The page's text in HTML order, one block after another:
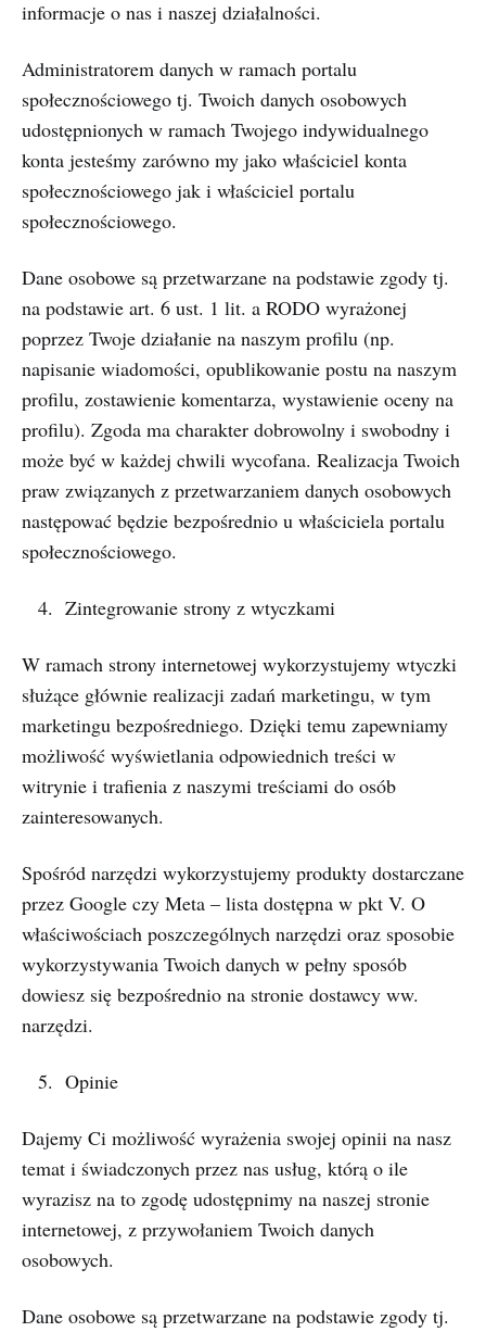
informacje o nas i naszej działalności.
Administratorem danych w ramach portalu
społecznościowego tj. Twoich danych osobowych
udostępnionych w ramach Twojego indywidualnego
konta jesteśmy zarówno my jako właściciel konta
społecznościowego jak i właściciel portalu
społecznościowego.
Dane osobowe są przetwarzane na podstawie zgody tj.
na podstawie art. 6 ust. 1 lit. a RODO wyrażonej
poprzez Twoje działanie na naszym profilu (np.
napisanie wiadomości, opublikowanie postu na naszym
profilu, zostawienie komentarza, wystawienie oceny na
profilu). Zgoda ma charakter dobrowolny i swobodny i
może być w każdej chwili wycofana. Realizacja Twoich
praw związanych z przetwarzaniem danych osobowych
następować będzie bezpośrednio u właściciela portalu
społecznościowego.
Zintegrowanie strony z wtyczkami
W ramach strony internetowej wykorzystujemy wtyczki
służące głównie realizacji zadań marketingu, w tym
marketingu bezpośredniego. Dzięki temu zapewniamy
możliwość wyświetlania odpowiednich treści w
witrynie i trafienia z naszymi treściami do osób
zainteresowanych.
Spośród narzędzi wykorzystujemy produkty dostarczane
przez Google czy Meta – lista dostępna w pkt V. O
właściwościach poszczególnych narzędzi oraz sposobie
wykorzystywania Twoich danych w pełny sposób
dowiesz się bezpośrednio na stronie dostawcy ww.
narzędzi.
Opinie
Dajemy Ci możliwość wyrażenia swojej opinii na nasz
temat i świadczonych przez nas usług, którą o ile
wyrazisz na to zgodę udostępnimy na naszej stronie
internetowej, z przywołaniem Twoich danych
osobowych.
Dane osobowe są przetwarzane na podstawie zgody tj.